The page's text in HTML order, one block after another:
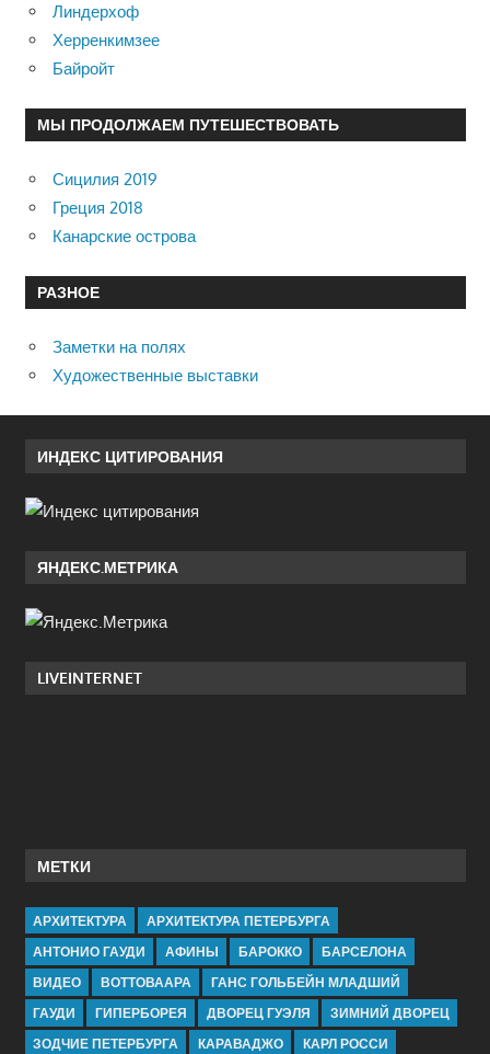
Линдерхоф
Херренкимзее
Байройт
МЫ ПРОДОЛЖАЕМ ПУТЕШЕСТВОВАТЬ
Сицилия 2019
Греция 2018
Канарские острова
РАЗНОЕ
Заметки на полях
Художественные выставки
ИНДЕКС ЦИТИРОВАНИЯ
ЯНДЕКС.МЕТРИКА
LIVEINTERNET
МЕТКИ
АРХИТЕКТУРА
АРХИТЕКТУРА ПЕТЕРБУРГА
АНТОНИО ГАУДИ
АФИНЫ БАРОККО
БАРСЕЛОНА
ВИДЕО
ВОТТОВААРА
ГАНС ГОЛЬБЕЙН МЛАДШИЙ
ГАУДИ
ГИПЕРБОРЕЯ ДВОРЕЦ ГУЭЛЯ
ЗИМНИЙ ДВОРЕЦ
ЗОДЧИЕ ПЕТЕРБУРГА
КАРАВАДЖО КАРЛ РОССИ